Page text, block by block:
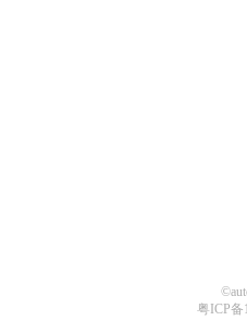
粤ICP备